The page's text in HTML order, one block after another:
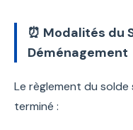
⏰ Modalités du
Déménagement
Le règlement du
terminé :